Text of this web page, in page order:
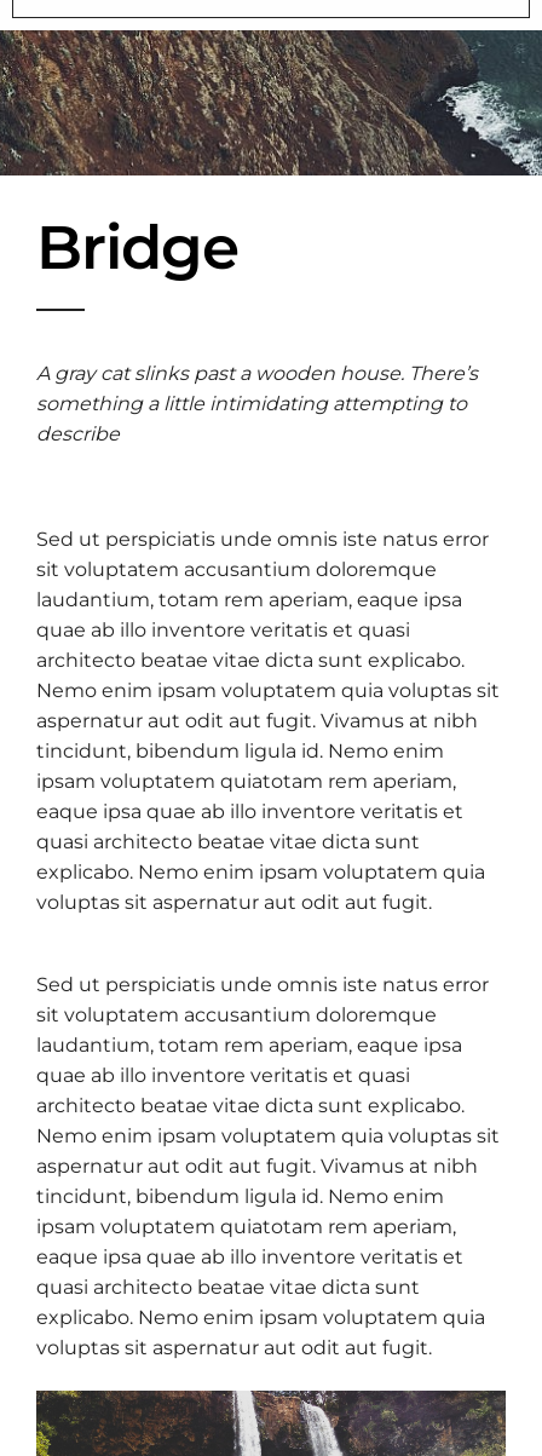
Bridge
A gray cat slinks past a wooden house. There’s
something a little intimidating attempting to
describe
Sed ut perspiciatis unde omnis iste natus error
sit voluptatem accusantium doloremque
laudantium, totam rem aperiam, eaque ipsa
quae ab illo inventore veritatis et quasi
architecto beatae vitae dicta sunt explicabo.
Nemo enim ipsam voluptatem quia voluptas sit
aspernatur aut odit aut fugit. Vivamus at nibh
tincidunt, bibendum ligula id. Nemo enim
ipsam voluptatem quiatotam rem aperiam,
eaque ipsa quae ab illo inventore veritatis et
quasi architecto beatae vitae dicta sunt
explicabo. Nemo enim ipsam voluptatem quia
voluptas sit aspernatur aut odit aut fugit.
Sed ut perspiciatis unde omnis iste natus error
sit voluptatem accusantium doloremque
laudantium, totam rem aperiam, eaque ipsa
quae ab illo inventore veritatis et quasi
architecto beatae vitae dicta sunt explicabo.
Nemo enim ipsam voluptatem quia voluptas sit
aspernatur aut odit aut fugit. Vivamus at nibh
tincidunt, bibendum ligula id. Nemo enim
ipsam voluptatem quiatotam rem aperiam,
eaque ipsa quae ab illo inventore veritatis et
quasi architecto beatae vitae dicta sunt
explicabo. Nemo enim ipsam voluptatem quia
voluptas sit aspernatur aut odit aut fugit.